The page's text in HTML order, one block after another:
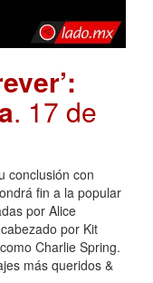
. 17 de
conclusión con
fin a la popular
por Alice
por Kit
Charlie Spring.
más queridos &